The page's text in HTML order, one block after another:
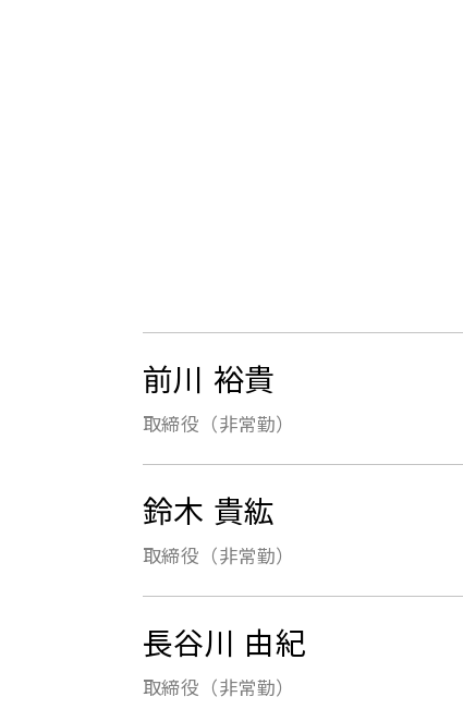
前川 裕貴
取締役（非常勤）
鈴木 貴紘
取締役（非常勤）
長谷川 由紀
取締役（非常勤）